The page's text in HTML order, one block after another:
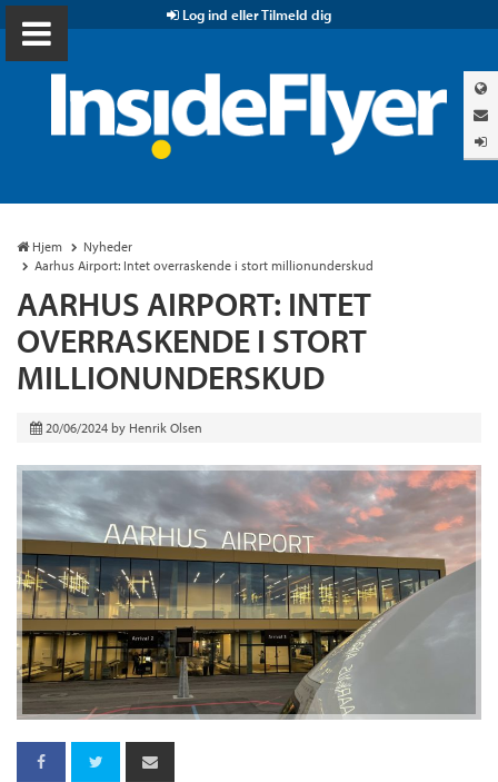
Log ind eller Tilmeld dig
Hjem
Nyheder
Aarhus Airport: Intet overraskende i stort millionunderskud
AARHUS AIRPORT: INTET
OVERRASKENDE I STORT
MILLIONUNDERSKUD
20/06/2024 by Henrik Olsen